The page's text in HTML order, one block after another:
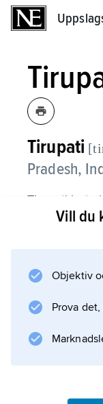
Tirupati
Pradesh,
Tirupati
tamilska
utanför
som
köande kan
komma i
Vill du
Objektiv
Prova